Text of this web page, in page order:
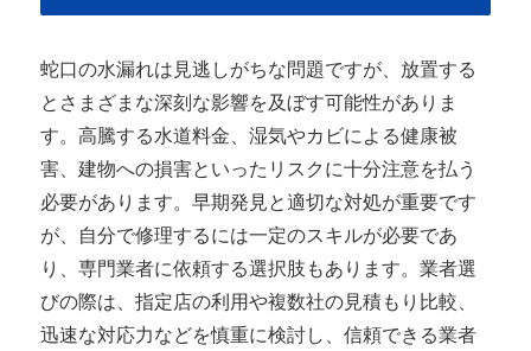
蛇口の水漏れは見逃しがちな問題ですが、放置する
とさまざまな深刻な影響を及ぼす可能性がありま
す。高騰する水道料金、湿気やカビによる健康被
害、建物への損害といったリスクに十分注意を払う
必要があります。早期発見と適切な対処が重要です
が、自分で修理するには一定のスキルが必要であ
り、専門業者に依頼する選択肢もあります。業者選
びの際は、指定店の利用や複数社の見積もり比較、
迅速な対応力などを慎重に検討し、信頼できる業者